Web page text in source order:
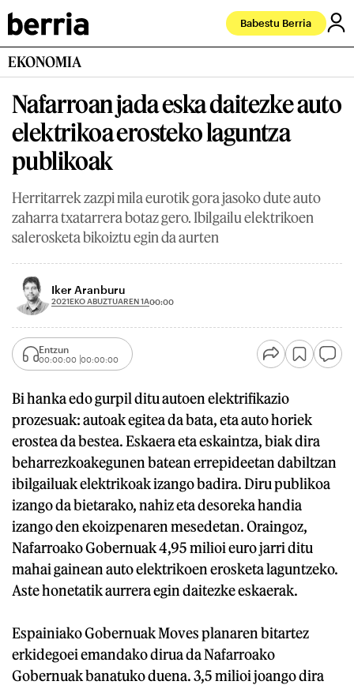
Babestu Berria
EKONOMIA
Nafarroan jada eska daitezke auto
elektrikoa erosteko laguntza
publikoak
Herritarrek zazpi mila eurotik gora jasoko dute auto
zaharra txatarrera botaz gero. Ibilgailu elektrikoen
salerosketa bikoiztu egin da aurten
Iker Aranburu
2021EKO ABUZTUAREN 1A00:00
Entzun
00:00:00 00:00:00
Bi hanka edo gurpil ditu autoen elektrifikazio
prozesuak: autoak egitea da bata, eta auto horiek
erostea da bestea. Eskaera eta eskaintza, biak dira
beharrezkoakegunen batean errepideetan dabiltzan
ibilgailuak elektrikoak izango badira. Diru publikoa
izango da bietarako, nahiz eta desoreka handia
izango den ekoizpenaren mesedetan. Oraingoz,
Nafarroako Gobernuak 4,95 milioi euro jarri ditu
mahai gainean auto elektrikoen erosketa laguntzeko.
Aste honetatik aurrera egin daitezke eskaerak.
Espainiako Gobernuak Moves planaren bitartez
erkidegoei emandako dirua da Nafarroako
Gobernuak banatuko duena. 3,5 milioi joango dira